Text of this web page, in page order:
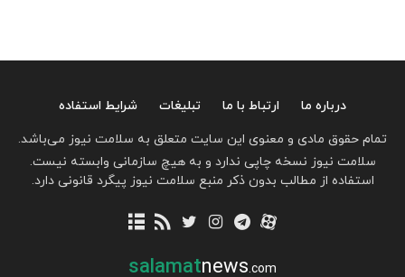
درباره ما ارتباط با ما تبلیغات
شرایط استفاده
تمام حقوق مادی و معنوی این سایت متعلق به سلامت نیوز می‌باشد.
سلامت نیوز نسخه چاپی ندارد و به هیچ سازمانی وابسته نیست.
استفاده از مطالب بدون ذکر منبع سلامت نیوز پیگرد قانونی دارد.
salamatnews.com